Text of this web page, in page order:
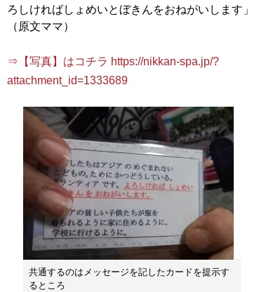
ろしければしょめいとぼきんをおねがいします」
（原文ママ）
⇒【写真】はコチラ https://nikkan-spa.jp/?
attachment_id=1333689
共通するのはメッセージを記したカードを提示す
るところ